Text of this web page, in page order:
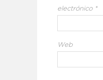
electrónico *
Web